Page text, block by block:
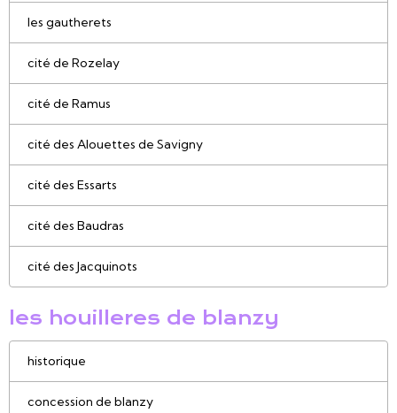
les gautherets
cité de Rozelay
cité de Ramus
cité des Alouettes de Savigny
cité des Essarts
cité des Baudras
cité des Jacquinots
les houilleres de blanzy
historique
concession de blanzy